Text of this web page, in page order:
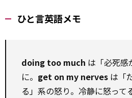
ひと言英語メモ
doing too much は「必死感
に。 get on my nerves は「
る」系の怒り。冷静に怒って